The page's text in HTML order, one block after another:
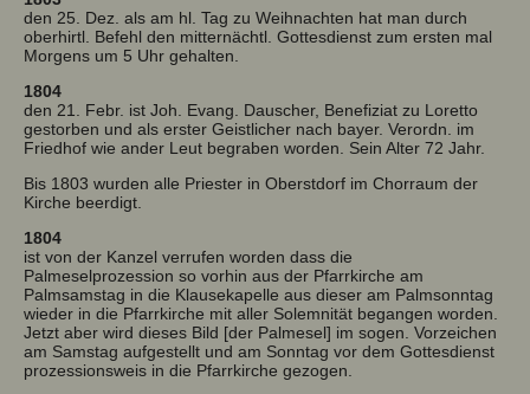
den 25. Dez. als am hl. Tag zu Weihnachten hat man durch
oberhirtl. Befehl den mitternächtl. Gottesdienst zum ersten mal
Morgens um 5 Uhr gehalten.
1804
den 21. Febr. ist Joh. Evang. Dauscher, Benefiziat zu Loretto
gestorben und als erster Geistlicher nach bayer. Verordn. im
Friedhof wie ander Leut begraben worden. Sein Alter 72 Jahr.
Bis 1803 wurden alle Priester in Oberstdorf im Chorraum der
Kirche beerdigt.
1804
ist von der Kanzel verrufen worden dass die
Palmeselprozession so vorhin aus der Pfarrkirche am
Palmsamstag in die Klausekapelle aus dieser am Palmsonntag
wieder in die Pfarrkirche mit aller Solemnität begangen worden.
Jetzt aber wird dieses Bild [der Palmesel] im sogen. Vorzeichen
am Samstag aufgestellt und am Sonntag vor dem Gottesdienst
prozessionsweis in die Pfarrkirche gezogen.